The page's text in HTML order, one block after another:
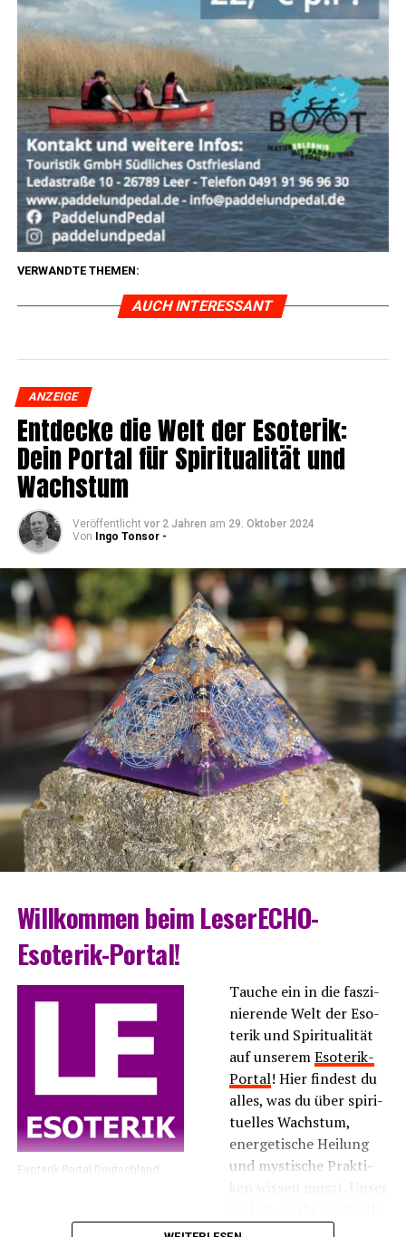
VERWANDTE THEMEN:
AUCH INTERESSANT
ANZEIGE
Ent­de­cke die Welt der Eso­te­rik:
Dein Por­tal für Spi­ri­tua­li­tät und
Wachstum
Veröffentlicht vor 2 Jahren am 29. Oktober 2024
Von
Ingo Tonsor -
Will­kom­men beim LeserECHO-
Esoterik-Portal!
Eso­te­rik Por­tal Deutschland
Tau­che ein in die fas­zi­
nie­ren­de Welt der Eso­
te­rik und Spi­ri­tua­li­tät
auf unse­remEso­te­rik-
Por­tal! Hier fin­dest du
alles, was du über spi­ri­
tu­el­les Wachs­tum,
ener­ge­ti­sche Hei­lung
und mys­ti­sche Prak­ti­
Infor­ma­tio­nen und